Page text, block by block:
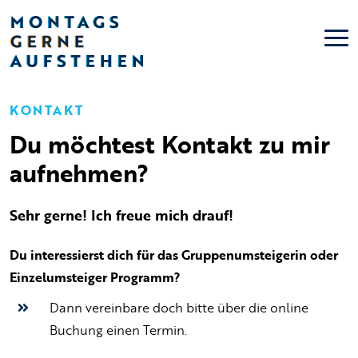
KONTAKT
Du möchtest Kontakt zu mir
aufnehmen?
Sehr gerne! Ich freue mich drauf!
Du interessierst dich für das Gruppenumsteigerin oder
Einzelumsteiger Programm?
Dann vereinbare doch bitte über die online
Buchung einen Termin.